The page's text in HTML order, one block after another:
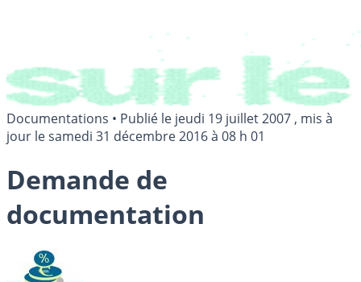
Documentations • Publié le jeudi 19 juillet 2007 , mis à
jour lesamedi 31 décembre 2016 à 08 h 01
Demande de
documentation